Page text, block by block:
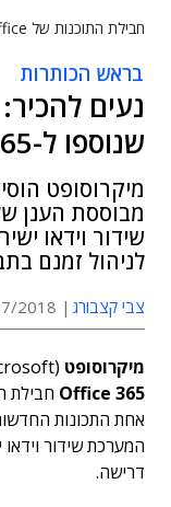
חבילת התוכנות של Office
בראש הכותרות
נעים
שנוספו ל-Office 365
מיקרוסופט
מבוססת הענן
שידור וידאו
לניהול זמנם
צבי קצבורג 14:46
מיקרוסופט (Microsoft) הוסיפה מספר תכונות חדשות ל-
Office 365 חבילת
אחת התכונות
המערכת שידור
דרישה.